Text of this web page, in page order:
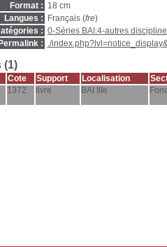
Format : 18 cm
Langues :
Français (fre)
: 0-Séries BAI:4-autres
Permalink : ./
(1)
Cote Support Localisation
1372 livre BAI IIIe